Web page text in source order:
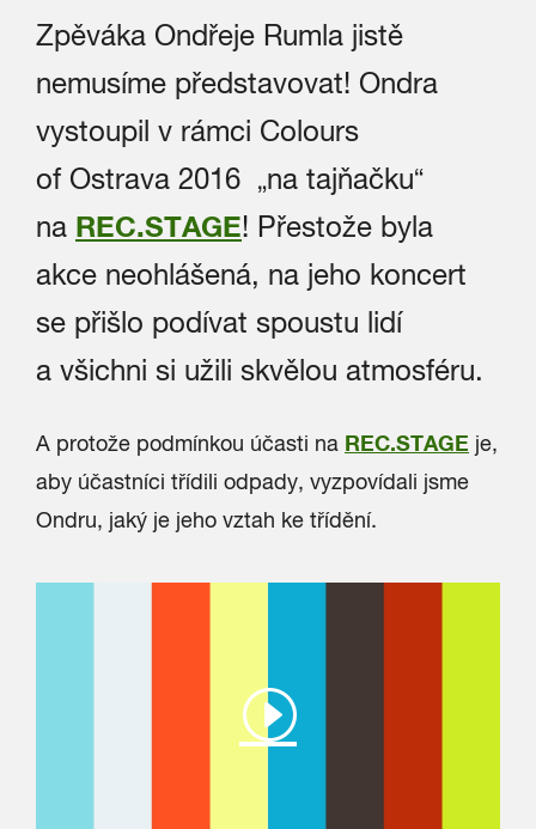
Zpěváka Ondřeje Rumla jistě
nemusíme představovat! Ondra
vystoupil v rámci Colours
of Ostrava 2016 „na tajňačku“
na REC.STAGE! Přestože byla
akce neohlášená, na jeho koncert
se přišlo podívat spoustu lidí
a všichni si užili skvělou atmosféru.
A protože podmínkou účasti na REC.STAGE je,
aby účastníci třídili odpady, vyzpovídali jsme
Ondru, jaký je jeho vztah ke třídění.